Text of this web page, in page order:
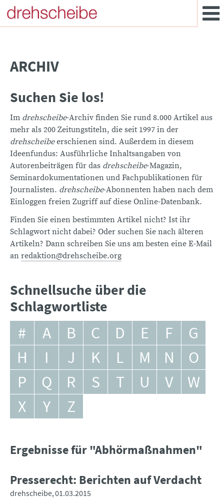
ARCHIV
Suchen Sie los!
Im drehscheibe-Archiv finden Sie rund 8.000 Artikel aus
mehr als 200 Zeitungstiteln, die seit 1997 in der
drehscheibeerschienen sind. Außerdem in diesem
Ideenfundus: Ausführliche Inhaltsangaben von
Autorenbeiträgen für das drehscheibe-Magazin,
Seminardokumentationen und Fachpublikationen für
Journalisten. drehscheibe-Abonnenten haben nach dem
Einloggen freien Zugriff auf diese Online-Datenbank.
Finden Sie einen bestimmten Artikel nicht? Ist ihr
Schlagwort nicht dabei? Oder suchen Sie nach älteren
Artikeln? Dann schreiben Sie uns am besten eine E-Mail
an redaktion@drehscheibe.org
Schnellsuche über die
Schlagwortliste
# A B C D E F
G
H
I J K L M N
O
P
Q R S T U V
W
X
Y Z
Ergebnisse für "Abhörmaßnahmen"
Presserecht: Berichten auf Verdacht
drehscheibe 01.03.2015